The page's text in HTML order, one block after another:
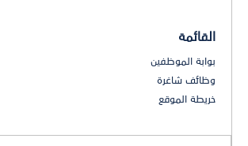
القائمة
بوابة الموظفين
وظائف شاغرة
خريطة الموقع